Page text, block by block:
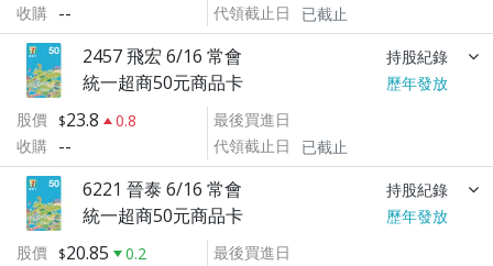
收購 --
代領截止日
已截止
2457 飛宏 6/16 常會 持股紀錄
統一超商50元商品卡
歷年發放
股價
23.8
0.8
收購 --
最後買進日
代領截止日
已截止
6221 晉泰 6/16 常會 持股紀錄
統一超商50元商品卡
歷年發放
股價
20.85
0.2
最後買進日